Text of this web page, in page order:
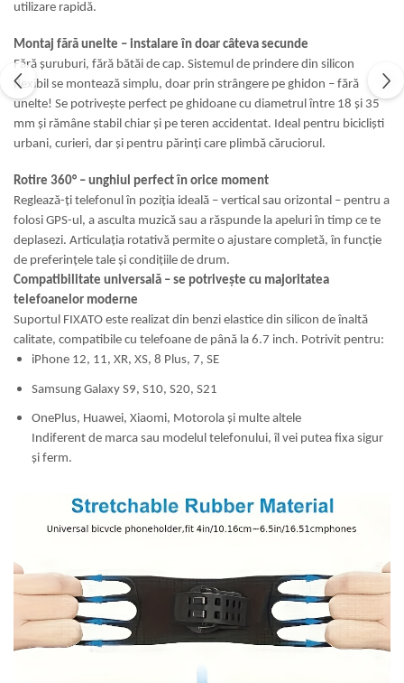
utilizare rapidă.
Montaj fără unelte – instalare în doar câteva secunde
Fără șuruburi, fără bătăi de cap. Sistemul de prindere din silicon
flexibil se montează simplu, doar prin strângere pe ghidon – fără
unelte! Se potrivește perfect pe ghidoane cu diametrul între 18 și 35
mm și rămâne stabil chiar și pe teren accidentat. Ideal pentru bicicliști
urbani, curieri, dar și pentru părinți care plimbă căruciorul.
Rotire 360° – unghiul perfect în orice moment
Reglează-ți telefonul în poziția ideală – vertical sau orizontal – pentru a
folosi GPS-ul, a asculta muzică sau a răspunde la apeluri în timp ce te
deplasezi. Articulația rotativă permite o ajustare completă, în funcție
de preferințele tale și condițiile de drum.
Compatibilitate universală – se potrivește cu majoritatea
telefoanelor moderne
Suportul FIXATO este realizat din benzi elastice din silicon de înaltă
calitate, compatibile cu telefoane de până la 6.7 inch. Potrivit pentru:
iPhone 12, 11, XR, XS, 8 Plus, 7, SE
Samsung Galaxy S9, S10, S20, S21
OnePlus, Huawei, Xiaomi, Motorola și multe altele
Indiferent de marca sau modelul telefonului, îl vei putea fixa sigur
și ferm.